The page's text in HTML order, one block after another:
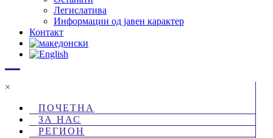
Легислатива
Информации од јавен карактер
Контакт
×
ПОЧЕТНА
ЗА НАС
РЕГИОН